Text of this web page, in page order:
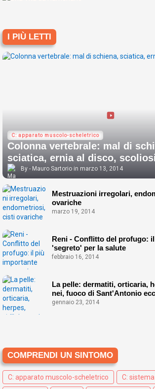
I PIÙ LETTI
C: apparato muscolo-scheletrico
Colonna vertebrale: mal di
sciatica, ernia al disco,
Mauro Sartorio marzo 13, 2014
Mestruazioni irregolari,
ovariche
marzo 19, 2014
Reni - Conflitto del profugo:
'segreto' per la salute
febbraio 16, 2014
La pelle: dermatiti, orticaria,
nei, fuoco di Sant'Antonio
gennaio 23, 2014
COMPRENDI UN SINTOMO
C: apparato muscolo-scheletrico C: